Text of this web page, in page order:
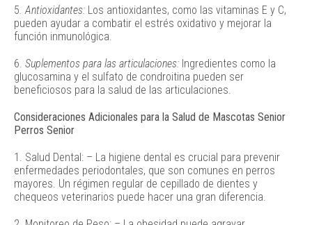
5. Antioxidantes: Los antioxidantes, como las vitaminas E y C,
pueden ayudar a combatir el estrés oxidativo y mejorar la
función inmunológica.
6. Suplementos para las articulaciones: Ingredientes como la
glucosamina y el sulfato de condroitina pueden ser
beneficiosos para la salud de las articulaciones.
Consideraciones Adicionales para la Salud de Mascotas Senior
Perros Senior
1. Salud Dental: – La higiene dental es crucial para prevenir
enfermedades periodontales, que son comunes en perros
mayores. Un régimen regular de cepillado de dientes y
chequeos veterinarios puede hacer una gran diferencia.